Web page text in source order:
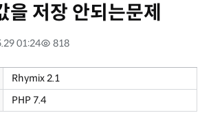
을 저장 안되는문제
01:24 818
Rhymix 2.1
PHP 7.4